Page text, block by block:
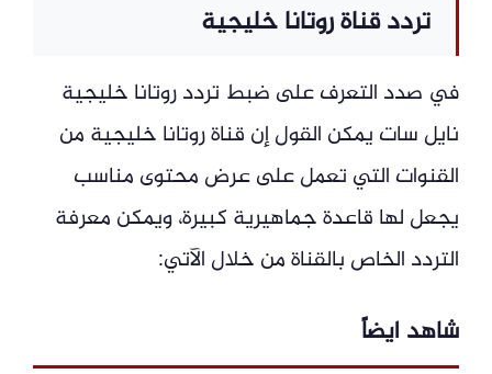
تردد قناة روتانا خليجية
في صدد التعرف على ضبط تردد روتانا خليجية
نايل سات يمكن القول إن قناة روتانا خليجية من
القنوات التي تعمل على عرض محتوى مناسب
يجعل لها قاعدة جماهيرية كبيرة، ويمكن معرفة
التردد الخاص بالقناة من خلال الآتي:
شاهد ايضاً